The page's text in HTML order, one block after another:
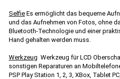
Selfie Es ermöglicht das bequeme
und das Aufnehmen von Fotos, ohne
Bluetooth-Technologie und einer
Hand gehalten werden muss.
Werkzeug Werkzeug für LCD
sonstigen Reparaturen an
PSP Play Station 1, 2, 3, XBox, Tablet